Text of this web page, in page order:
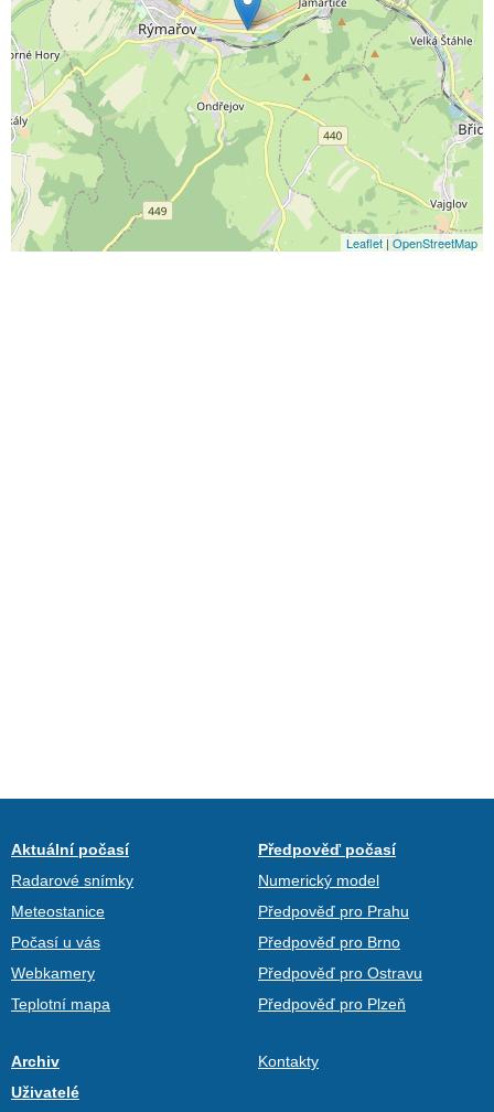
Leaflet | OpenStreetMap
Aktuální počasí
Radarové snímky
Meteostanice
Počasí u vás
Webkamery
Teplotní mapa
Předpověď počasí
Numerický model
Předpověď pro Prahu
Předpověď pro Brno
Předpověď pro Ostravu
Předpověď pro Plzeň
Archiv
Uživatelé
Kontakty